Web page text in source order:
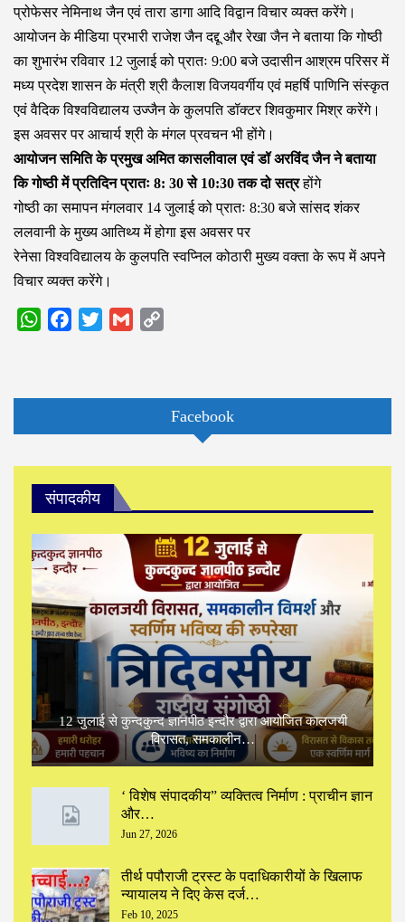
प्रोफेसर नेमिनाथ जैन एवं तारा डागा आदि विद्वान विचार व्यक्त करेंगे।
आयोजन के मीडिया प्रभारी राजेश जैन दद्दू और रेखा जैन ने बताया कि गोष्ठी
का शुभारंभ रविवार 12 जुलाई को प्रातः 9:00 बजे उदासीन आश्रम परिसर में
मध्य प्रदेश शासन के मंत्री श्री कैलाश विजयवर्गीय एवं महर्षि पाणिनि संस्कृत
एवं वैदिक विश्वविद्यालय उज्जैन के कुलपति डॉक्टर शिवकुमार मिश्र करेंगे।
इस अवसर पर आचार्य श्री के मंगल प्रवचन भी होंगे।
आयोजन समिति के प्रमुख अमित कासलीवाल एवं डॉ अरविंद जैन ने बताया
कि गोष्ठी में प्रतिदिन प्रातः 8: 30 से 10:30 तक दो सत्रहोंगे
गोष्ठी का समापन मंगलवार 14 जुलाई को प्रातः 8:30 बजे सांसद शंकर
ललवानी के मुख्य आतिथ्य में होगा इस अवसर पर
रेनेसा विश्वविद्यालय के कुलपति स्वप्निल कोठारी मुख्य वक्ता के रूप में अपने
विचार व्यक्त करेंगे।
WhatsAppFacebook
Twitter Gmail
Facebook
संपादकीय
12 जुलाई से कुन्दकुन्द ज्ञानपीठ इन्दौर द्वारा आयोजित कालजयी
विरासत, समकालीन…
‘ विशेष संपादकीय” ‌व्यक्तित्व निर्माण : प्राचीन ज्ञान
और…
Jun 27, 2026
तीर्थ पपौराजी ट्रस्ट के पदाधिकारीयों के खिलाफ
न्यायालय ने दिए केस दर्ज…
Feb 10, 2025